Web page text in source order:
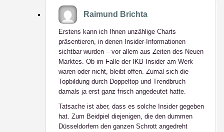
Raimund Brichta
Erstens kann ich Ihnen unzählige Charts
präsentieren, in denen Insider-Informationen
sichtbar wurden – vor allem aus Zeiten des Neuen
Marktes. Ob im Falle der IKB Insider am Werk
waren oder nicht, bleibt offen. Zumal sich die
Topbildung durch Doppeltop und Trendbruch
damals ja erst ganz frisch angedeutet hatte.
Tatsache ist aber, dass es solche Insider gegeben
hat. Zum Beidpiel diejenigen, die den dummen
Düsseldorfern den ganzen Schrott angedreht